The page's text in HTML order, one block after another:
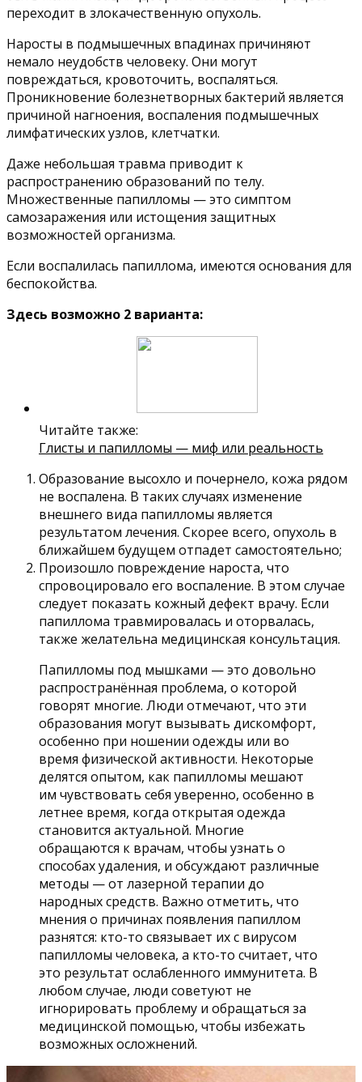
переходит в злокачественную опухоль.
Наросты в подмышечных впадинах причиняют
немало неудобств человеку. Они могут
повреждаться, кровоточить, воспаляться.
Проникновение болезнетворных бактерий является
причиной нагноения, воспаления подмышечных
лимфатических узлов, клетчатки.
Даже небольшая травма приводит к
распространению образований по телу.
Множественные папилломы — это симптом
самозаражения или истощения защитных
возможностей организма.
Если воспалилась папиллома, имеются основания для
беспокойства.
Здесь возможно 2 варианта:
Читайте также:
Глисты и папилломы — миф или реальность
Образование высохло и почернело, кожа рядом
не воспалена. В таких случаях изменение
внешнего вида папилломы является
результатом лечения. Скорее всего, опухоль в
ближайшем будущем отпадет самостоятельно;
Произошло повреждение нароста, что
спровоцировало его воспаление. В этом случае
следует показать кожный дефект врачу. Если
папиллома травмировалась и оторвалась,
также желательна медицинская консультация.
Папилломы под мышками — это довольно
распространённая проблема, о которой
говорят многие. Люди отмечают, что эти
образования могут вызывать дискомфорт,
особенно при ношении одежды или во
время физической активности. Некоторые
делятся опытом, как папилломы мешают
им чувствовать себя уверенно, особенно в
летнее время, когда открытая одежда
становится актуальной. Многие
обращаются к врачам, чтобы узнать о
способах удаления, и обсуждают различные
методы — от лазерной терапии до
народных средств. Важно отметить, что
мнения о причинах появления папиллом
разнятся: кто-то связывает их с вирусом
папилломы человека, а кто-то считает, что
это результат ослабленного иммунитета. В
любом случае, люди советуют не
игнорировать проблему и обращаться за
медицинской помощью, чтобы избежать
возможных осложнений.